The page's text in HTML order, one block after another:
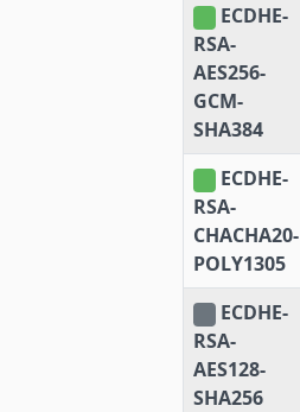
ECDHE-
RSA-
AES256-
GCM-
SHA384
ECDHE-
RSA-
CHACHA20-
POLY1305
ECDHE-
RSA-
AES128-
SHA256